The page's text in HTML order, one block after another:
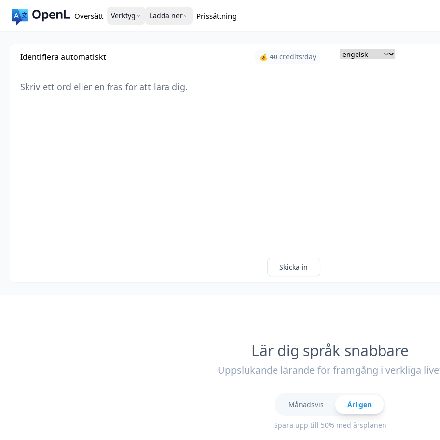
Översätt Verktyg Ladda ner Prissättning
Identifiera automatiskt 💰 40 credits/day
Skicka in
Lär dig språk snabbare
Uppslukande lärande för framgång i verkliga
Månadsvis Årligen
Spara upp till 50% med årsplanen